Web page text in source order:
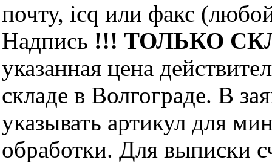
почту, icq или факс
Надпись !!! ТОЛЬКО
указанная цена
складе в Волгограде. В
указывать артикул для
обработки. Для выписки